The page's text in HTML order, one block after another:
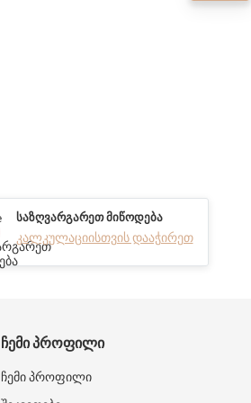
ᲡᲐᲖᲦᲕᲐᲠᲒᲐᲠᲔᲗ ᲛᲘᲬᲝᲓᲔᲑᲐ
კალკულაციისთვის დააჭირეთ
ᲩᲔᲛᲘ ᲞᲠᲝᲤᲘᲚᲘ
ჩემი პროფილი